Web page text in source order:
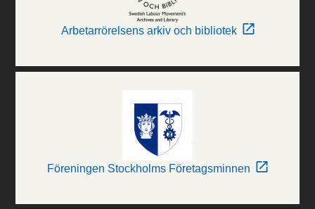
Arbetarrörelsens arkiv och bibliotek
Föreningen Stockholms Företagsminnen